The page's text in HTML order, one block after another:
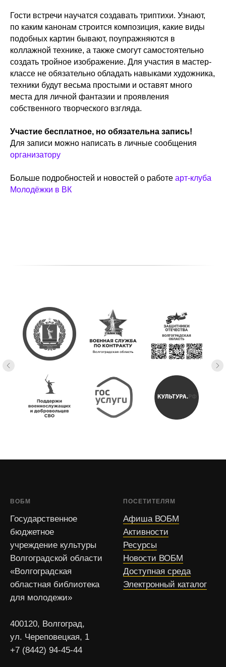
Гости встречи научатся создавать триптихи. Узнают,
по каким канонам строится композиция, какие виды
подобных картин бывают, поупражняются в
коллажной технике, а также смогут самостоятельно
создать тройное изображение. Для участия в мастер-
классе не обязательно обладать навыками художника,
техники будут весьма простыми и оставят много
места для личной фантазии и проявления
собственного творческого взгляда.
Участие бесплатное, но обязательна запись!
Для записи можно написать в личные сообщения
организатору
Больше подробностей и новостей о работе арт-клуба
Молодёжки в ВК
ВОБМ
Государственное
бюджетное
учреждение культуры
Волгоградской области
«Волгоградская
областная библиотека
для молодежи»
400120, Волгоград,
ул. Череповецкая, 1
+7 (8442) 94-45-44
ПОСЕТИТЕЛЯМ
Афиша ВОБМ
Активности
Ресурсы
Новости ВОБМ
Доступная среда
Электронный каталог